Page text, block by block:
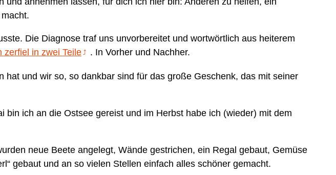
Die Diagnose traf uns unvorbereitet und wortwörtlich aus heiterem
zerfiel in zwei Teile . In Vorher und Nachher.
und wir so, so dankbar sind für das große Geschenk, das mit seiner
ich an die Ostsee gereist und im Herbst habe ich (wieder) mit dem
neue Beete angelegt, Wände gestrichen, ein Regal gebaut, Gemüse
gebaut und an so vielen Stellen einfach alles schöner gemacht.